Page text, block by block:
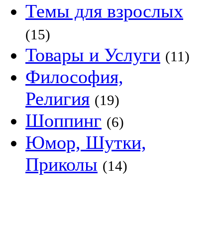
Темы для взрослых
(15)
Товары и Услуги (11)
Философия,
Религия (19)
Шоппинг (6)
Юмор, Шутки,
Приколы (14)